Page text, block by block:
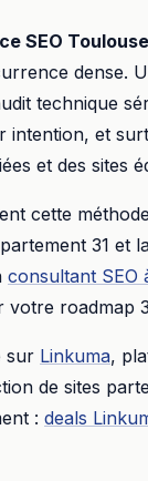
SEO Toulouse
dense.
technique
intention, et
et des sites
cette
31 et
consultant SEO
votre roadmap
sur Linkuma,
de sites
: deals